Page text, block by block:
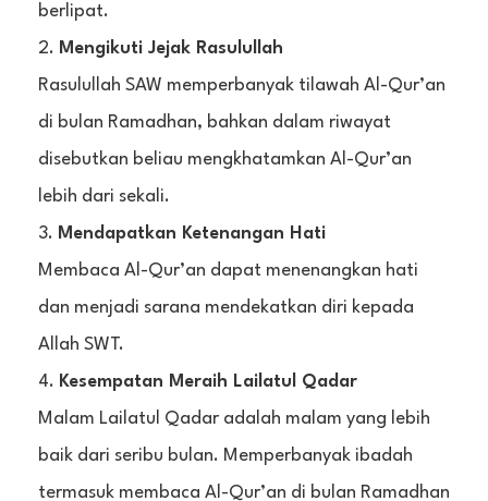
berlipat.
Mengikuti Jejak Rasulullah
Rasulullah SAW memperbanyak tilawah Al-Qur’an
di bulan Ramadhan, bahkan dalam riwayat
disebutkan beliau mengkhatamkan Al-Qur’an
lebih dari sekali.
Mendapatkan Ketenangan Hati
Membaca Al-Qur’an dapat menenangkan hati
dan menjadi sarana mendekatkan diri kepada
Allah SWT.
Kesempatan Meraih Lailatul Qadar
Malam Lailatul Qadar adalah malam yang lebih
baik dari seribu bulan. Memperbanyak ibadah
termasuk membaca Al-Qur’an di bulan Ramadhan